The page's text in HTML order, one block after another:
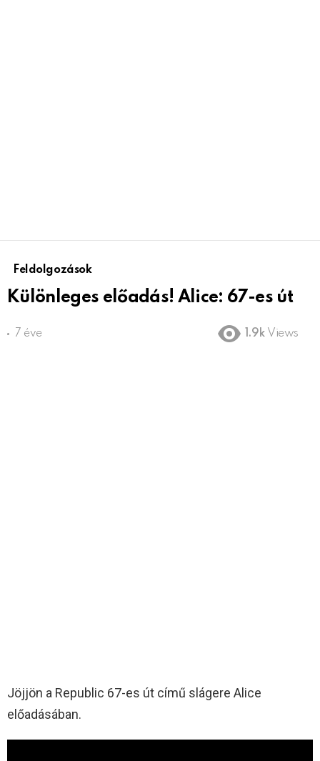
Feldolgozások
Különleges előadás! Alice: 67-es út
7 éve 1.9k Views
Jöjjön a Republic 67-es út című slágere Alice
előadásában.